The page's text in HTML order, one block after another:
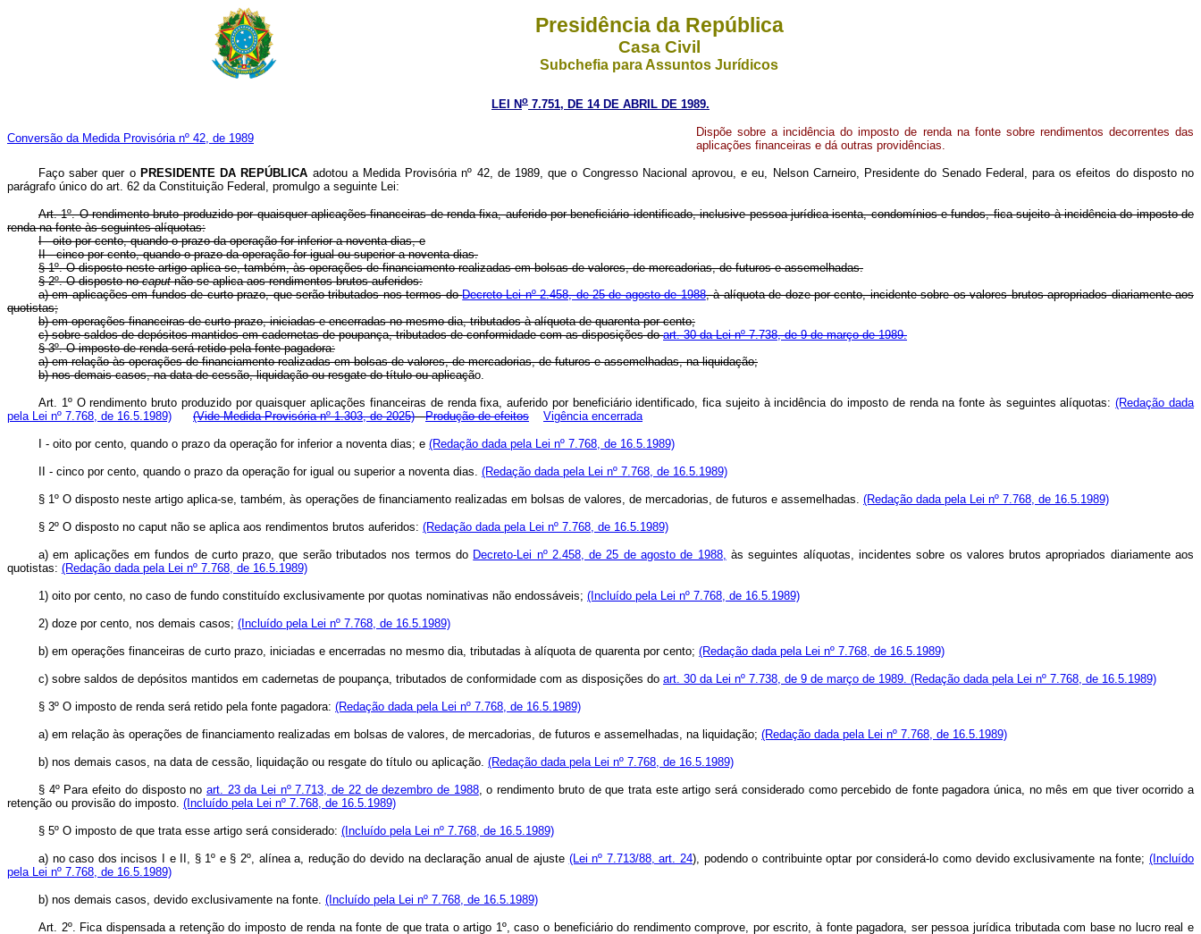
Presidência da República
Casa Civil
Subchefia para Assuntos Jurídicos
LEI No 7.751, DE 14 DE ABRIL DE 1989.
Conversão da Medida Provisória nº 42, de 1989
Dispõe sobre a incidência do imposto de renda na fonte sobre rendimentos decorrentes das
aplicações financeiras e dá outras providências.
Faço saber quer o PRESIDENTE DA REPÚBLICA adotou a Medida Provisória nº 42, de 1989, que o Congresso Nacional aprovou, e eu, Nelson Carneiro, Presidente do Senado Federal, para os efeitos do disposto no
parágrafo único do art. 62 da Constituição Federal, promulgo a seguinte Lei:
Art. 1º. O rendimento bruto produzido por quaisquer aplicações financeiras de renda fixa, auferido por beneficiário identificado, inclusive pessoa jurídica isenta, condomínios e fundos, fica sujeito à incidência do imposto de
renda na fonte às seguintes alíquotas:
I - oito por cento, quando o prazo da operação for inferior a noventa dias, e
II - cinco por cento, quando o prazo da operação for igual ou superior a noventa dias.
§ 1º. O disposto neste artigo aplica-se, também, às operações de financiamento realizadas em bolsas de valores, de mercadorias, de futuros e assemelhadas.
§ 2º. O disposto nocaputnão se aplica aos rendimentos brutos auferidos:
a) em aplicações em fundos de curto prazo, que serão tributados nos termos doDecreto-Lei nº 2.458, de 25 de agosto de 1988, à alíquota de doze por cento, incidente sobre os valores brutos apropriados diariamente aos
quotistas;
b) em operações financeiras de curto prazo, iniciadas e encerradas no mesmo dia, tributados à alíquota de quarenta por cento;
c) sobre saldos de depósitos mantidos em cadernetas de poupança, tributados de conformidade com as disposições doart. 30 da Lei nº 7.738, de 9 de março de 1989.
§ 3º. O imposto de renda será retido pela fonte pagadora:
a) em relação às operações de financiamento realizadas em bolsas de valores, de mercadorias, de futuros e assemelhadas, na liquidação;
b) nos demais casos, na data de cessão, liquidação ou resgate do título ou aplicação.
Art. 1º O rendimento bruto produzido por quaisquer aplicações financeiras de renda fixa, auferido por beneficiário identificado, fica sujeito à incidência do imposto de renda na fonte às seguintes alíquotas:(Redação dada
pela Lei nº 7.768, de 16.5.1989)
(Vide Medida Provisória nº 1.303, de 2025) Produção de efeitos Vigência encerrada
I - oito por cento, quando o prazo da operação for inferior a noventa dias; e (Redação dada pela Lei nº 7.768, de 16.5.1989)
II - cinco por cento, quando o prazo da operação for igual ou superior a noventa dias. (Redação dada pela Lei nº 7.768, de 16.5.1989)
§ 1º O disposto neste artigo aplica-se, também, às operações de financiamento realizadas em bolsas de valores, de mercadorias, de futuros e assemelhadas. (Redação dada pela Lei nº 7.768, de 16.5.1989)
§ 2º O disposto no caput não se aplica aos rendimentos brutos auferidos: (Redação dada pela Lei nº 7.768, de 16.5.1989)
a) em aplicações em fundos de curto prazo, que serão tributados nos termos do Decreto-Lei nº 2.458, de 25 de agosto de 1988, às seguintes alíquotas, incidentes sobre os valores brutos apropriados diariamente aos
quotistas: (Redação dada pela Lei nº 7.768, de 16.5.1989)
1) oito por cento, no caso de fundo constituído exclusivamente por quotas nominativas não endossáveis; (Incluído pela Lei nº 7.768, de 16.5.1989)
2) doze por cento, nos demais casos; (Incluído pela Lei nº 7.768, de 16.5.1989)
b) em operações financeiras de curto prazo, iniciadas e encerradas no mesmo dia, tributadas à alíquota de quarenta por cento; (Redação dada pela Lei nº 7.768, de 16.5.1989)
c) sobre saldos de depósitos mantidos em cadernetas de poupança, tributados de conformidade com as disposições do art. 30 da Lei nº 7.738, de 9 de março de 1989. (Redação dada pela Lei nº 7.768, de 16.5.1989)
§ 3º O imposto de renda será retido pela fonte pagadora: (Redação dada pela Lei nº 7.768, de 16.5.1989)
a) em relação às operações de financiamento realizadas em bolsas de valores, de mercadorias, de futuros e assemelhadas, na liquidação; (Redação dada pela Lei nº 7.768, de 16.5.1989)
b) nos demais casos, na data de cessão, liquidação ou resgate do título ou aplicação. (Redação dada pela Lei nº 7.768, de 16.5.1989)
§ 4º Para efeito do disposto no art. 23 da Lei nº 7.713, de 22 de dezembro de 1988, o rendimento bruto de que trata este artigo será considerado como percebido de fonte pagadora única, no mês em que tiver ocorrido a
retenção ou provisão do imposto. (Incluído pela Lei nº 7.768, de 16.5.1989)
§ 5º O imposto de que trata esse artigo será considerado: (Incluído pela Lei nº 7.768, de 16.5.1989)
a) no caso dos incisos I e II, § 1º e § 2º, alínea a, redução do devido na declaração anual de ajuste (Lei nº 7.713/88, art. 24), podendo o contribuinte optar por considerá-lo como devido exclusivamente na fonte;(Incluído
pela Lei nº 7.768, de 16.5.1989)
b) nos demais casos, devido exclusivamente na fonte. (Incluído pela Lei nº 7.768, de 16.5.1989)
Art. 2º. Fica dispensada a retenção do imposto de renda na fonte de que trata o artigo 1º, caso o beneficiário do rendimento comprove, por escrito, à fonte pagadora, ser pessoa jurídica tributada com base no lucro real e